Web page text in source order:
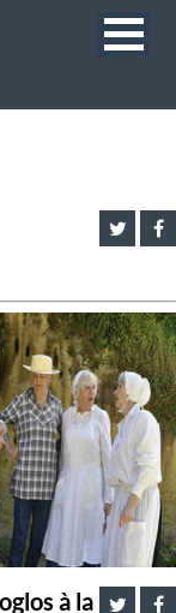
à la